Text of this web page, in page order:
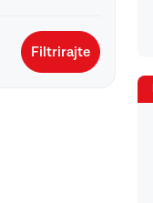
Filtrirajte